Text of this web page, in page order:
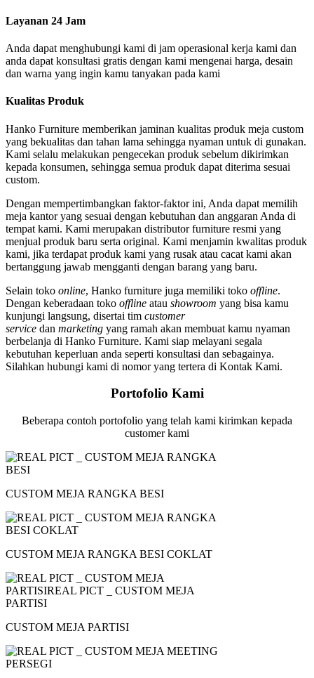
Layanan 24 Jam
Anda dapat menghubungi kami di jam operasional kerja kami dan
anda dapat konsultasi gratis dengan kami mengenai harga, desain
dan warna yang ingin kamu tanyakan pada kami
Kualitas Produk
Hanko Furniture memberikan jaminan kualitas produk meja custom
yang bekualitas dan tahan lama sehingga nyaman untuk di gunakan.
Kami selalu melakukan pengecekan produk sebelum dikirimkan
kepada konsumen, sehingga semua produk dapat diterima sesuai
custom.
Dengan mempertimbangkan faktor-faktor ini, Anda dapat memilih
meja kantor yang sesuai dengan kebutuhan dan anggaran Anda di
tempat kami. Kami merupakan distributor furniture resmi yang
menjual produk baru serta original. Kami menjamin kwalitas produk
kami, jika terdapat produk kami yang rusak atau cacat kami akan
bertanggung jawab mengganti dengan barang yang baru.
Selain toko online, Hanko furniture juga memiliki toko offline.
Dengan keberadaan toko offline atau showroom yang bisa kamu
kunjungi langsung, disertai tim customer
service dan marketing yang ramah akan membuat kamu nyaman
berbelanja di Hanko Furniture. Kami siap melayani segala
kebutuhan keperluan anda seperti konsultasi dan sebagainya.
Silahkan hubungi kami di nomor yang tertera di Kontak Kami.
Portofolio Kami
Beberapa contoh portofolio yang telah kami kirimkan kepada
customer kami
CUSTOM MEJA RANGKA BESI
CUSTOM MEJA RANGKA BESI COKLAT
CUSTOM MEJA PARTISI